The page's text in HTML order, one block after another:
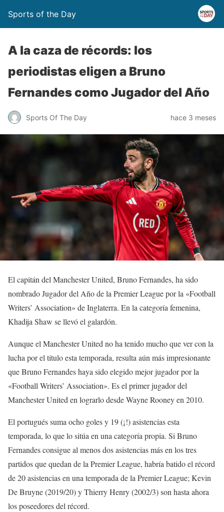
Sports of the Day
A la caza de récords: los
periodistas eligen a Bruno
Fernandes como Jugador del Año
Sports Of The Day hace 3 meses
El capitán del Manchester United, Bruno Fernandes, ha sido
nombrado Jugador del Año de la Premier League por la «Football
Writers’ Association» de Inglaterra. En la categoría femenina,
Khadija Shaw se llevó el galardón.
Aunque el Manchester United no ha tenido mucho que ver con la
lucha por el título esta temporada, resulta aún más impresionante
que Bruno Fernandes haya sido elegido mejor jugador por la
«Football Writers’ Association». Es el primer jugador del
Manchester United en lograrlo desde Wayne Rooney en 2010.
El portugués suma ocho goles y 19 (¡!) asistencias esta
temporada, lo que lo sitúa en una categoría propia. Si Bruno
Fernandes consigue al menos dos asistencias más en los tres
partidos que quedan de la Premier League, habría batido el récord
de 20 asistencias en una temporada de la Premier League; Kevin
De Bruyne (2019/20) y Thierry Henry (2002/3) son hasta ahora
los poseedores del récord.